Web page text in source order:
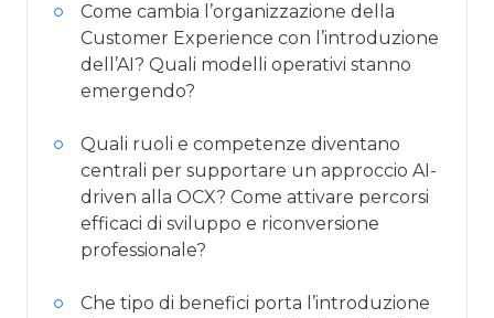
Come cambia l’organizzazione della
Customer Experience con l’introduzione
dell’AI? Quali modelli operativi stanno
emergendo?
Quali ruoli e competenze diventano
centrali per supportare un approccio AI-
driven alla OCX? Come attivare percorsi
efficaci di sviluppo e riconversione
professionale?
Che tipo di benefici porta l’introduzione